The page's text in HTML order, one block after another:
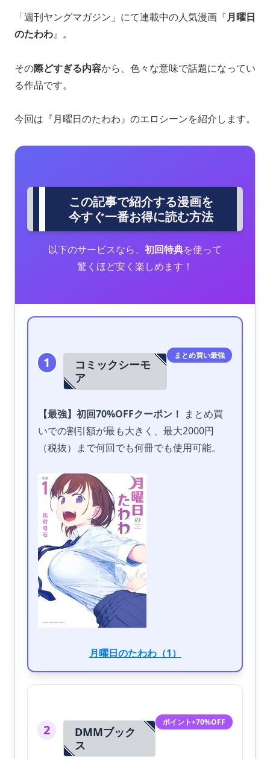
「週刊ヤングマガジン」にて連載中の人気漫画『 月曜日
のたわわ 』。
その際どすぎる内容から、色々な意味で話題になってい
る作品です。
今回は『月曜日のたわわ』のエロシーンを紹介します。
この記事で紹介する漫画を
今すぐ一番お得に読む方法
以下のサービスなら、 初回特典を使って
驚くほど安く楽しめます！
1
コミックシーモ
ア
まとめ買い最強
【最強】初回70%OFFクーポン！ まとめ買
いでの割引額が最も大きく、最大2000円
（税抜）まで何回でも何冊でも使用可能。
月曜日のたわわ（1）
2
DMMブック
ス
ポイント+70%OFF